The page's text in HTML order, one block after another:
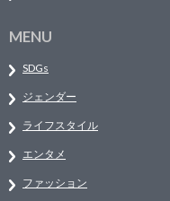
MENU
SDGs
ジェンダー
ライフスタイル
エンタメ
ファッション